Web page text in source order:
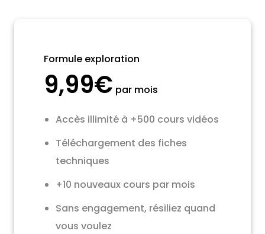
Formule exploration
9,99€ par mois
Accès illimité à +500 cours vidéos
Téléchargement des fiches
techniques
+10 nouveaux cours par mois
Sans engagement, résiliez quand
vous voulez